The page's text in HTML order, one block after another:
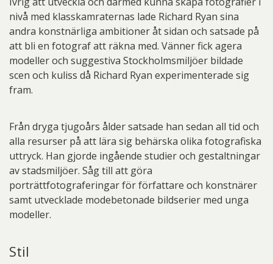
nivå med klasskamraternas lade Richard Ryan sina
andra konstnärliga ambitioner åt sidan och satsade på
att bli en fotograf att räkna med. Vänner fick agera
modeller och suggestiva Stockholmsmiljöer bildade
scen och kuliss då Richard Ryan experimenterade sig
fram.
Från dryga tjugoårs ålder satsade han sedan all tid och
alla resurser på att lära sig behärska olika fotografiska
uttryck. Han gjorde ingående studier och gestaltningar
av stadsmiljöer. Såg till att göra
porträttfotograferingar för författare och konstnärer
samt utvecklade modebetonade bildserier med unga
modeller.
Stil